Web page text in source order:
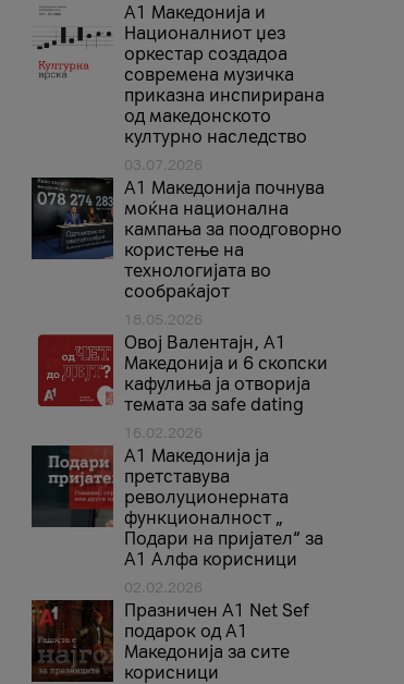
А1 Македонија и
Националниот џез
оркестар создадоа
современа музичка
приказна инспирирана
од македонското
културно наследство
03.07.2026
A1 Македонија почнува
моќна национална
кампања за поодговорно
користење на
технологијата во
сообраќајот
18.05.2026
Овој Валентајн, A1
Македонија и 6 скопски
кафулиња ја отворија
темата за safe dating
16.02.2026
А1 Македонија ја
претставува
револуционерната
функционалност „
Подари на пријател“ за
А1 Алфа корисници
02.02.2026
Празничен A1 Net Sеf
подарок од А1
Македонија за сите
корисници